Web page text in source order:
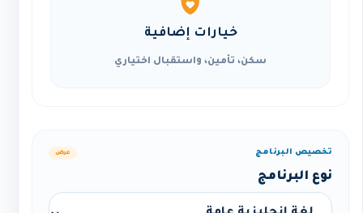
خيارات إضافية
سكن، تأمين، واستقبال اختياري
تخصيص البرنامج عرض
نوع البرنامج